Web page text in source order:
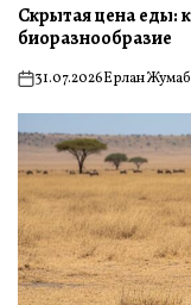
Скрытая цена еды:
биоразнообразие
on31.07.2026Ерлан